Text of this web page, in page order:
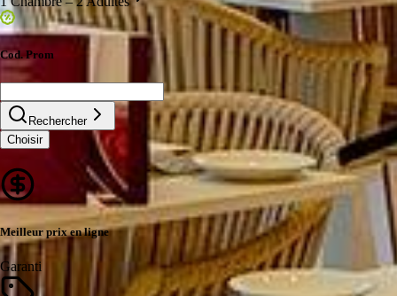
Cod. Prom
Rechercher
Choisir
Meilleur prix en ligne
Garanti